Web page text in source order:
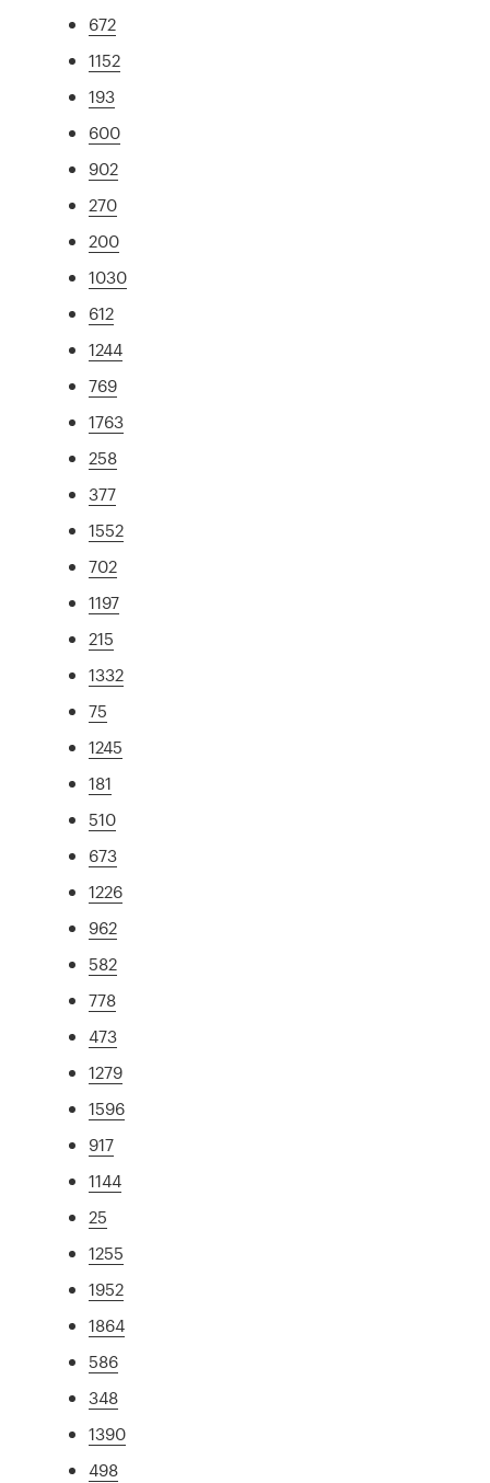
672
1152
193
600
902
270
200
1030
612
1244
769
1763
258
377
1552
702
1197
215
1332
75
1245
181
510
673
1226
962
582
778
473
1279
1596
917
1144
25
1255
1952
1864
586
348
1390
498